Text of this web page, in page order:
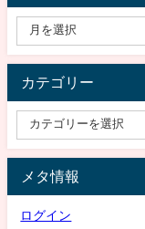
カテゴリー
メタ情報
ログイン